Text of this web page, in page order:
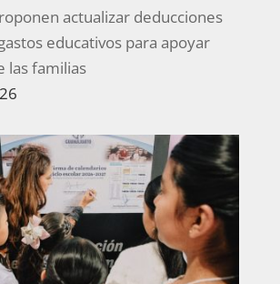
actualizar deducciones
educativos para apoyar
las familias